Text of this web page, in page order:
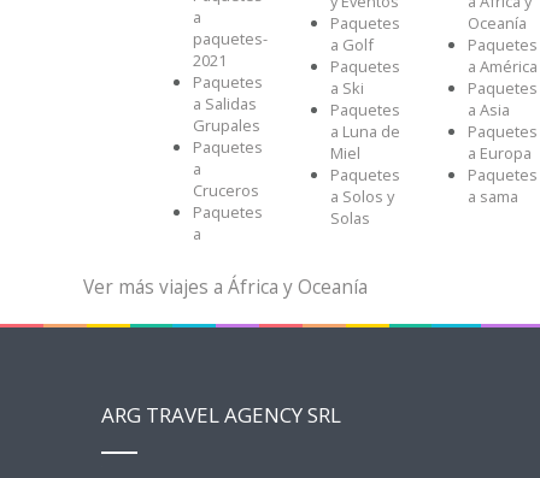
a
paquetes-
2021
Paquetes
a Salidas
Grupales
Paquetes
a
Cruceros
Paquetes
a
Paquetes
a Golf
Paquetes
a Ski
Paquetes
a Luna de
Miel
Paquetes
a Solos y
Solas
Oceanía
Paquetes
a América
Paquetes
a Asia
Paquetes
a Europa
Paquetes
a sama
Ver más viajes a África y Oceanía
ARG TRAVEL AGENCY SRL